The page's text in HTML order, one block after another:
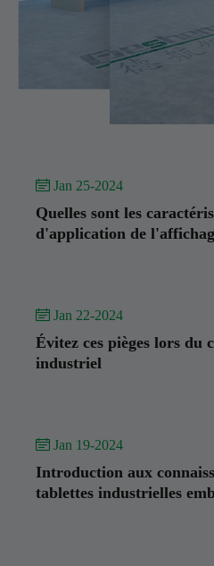
 Jan 25-2024
Quelles sont les
d'application de
 Jan 22-2024
Évitez ces pièges lors du
industriel
 Jan 19-2024
Introduction aux
tablettes industrielles